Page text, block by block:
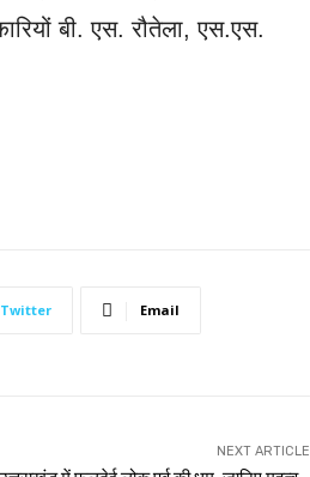
बी. एस. रौतेला, एस.एस.
Twitter Email
NEXT ARTICLE